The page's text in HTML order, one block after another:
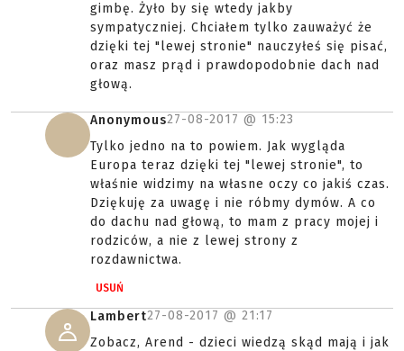
gimbę. Żyło by się wtedy jakby
sympatyczniej. Chciałem tylko zauważyć że
dzięki tej "lewej stronie" nauczyłeś się pisać,
oraz masz prąd i prawdopodobnie dach nad
głową.
Anonymous27-08-2017 @ 15:23
Tylko jedno na to powiem. Jak wygląda
Europa teraz dzięki tej "lewej stronie", to
właśnie widzimy na własne oczy co jakiś czas.
Dziękuję za uwagę i nie róbmy dymów. A co
do dachu nad głową, to mam z pracy mojej i
rodziców, a nie z lewej strony z
rozdawnictwa.
USUŃ
Lambert27-08-2017 @ 21:17
Zobacz, Arend - dzieci wiedzą skąd mają i jak